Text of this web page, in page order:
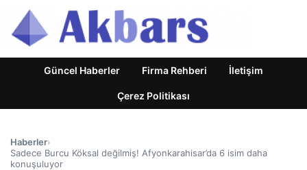
Güncel Haberler Firma Rehberi İletişim
Çerez Politikası
Haberler›
Sadece Burcu Köksal değilmiş! Afyonkarahisar’da 6 isim daha
konuşuluyor